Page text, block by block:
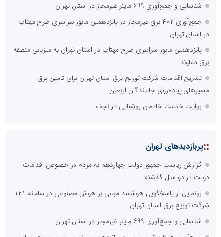
شناسایی و جمع‌آوری 699 ماینر غیرمجاز در استان تهران
جمع‌آوری ۴۰۲ برق غیرمجاز در پانزدهمین مانور سراسری طرح مهتاب
در استان تهران
پانزدهمین مانور سراسری طرح مهتاب در استان تهران به میزبانی منطقه
برق دماوند
تشریح اقدامات شرکت توزیع برق استان تهران برای تامین برق
مسیرهای پیاده‌روی جاماندگان اربعین
روایت خدمت خادمان روشنایی در نجف
::پربازدیدهای تهران
گزارش ریاست جمهور دولت چهاردهم به مردم در خصوص اقدامات
دولت در دو سال گذشته
رونمایی از پاسخگویی هوشمند مبتنی بر هوش مصنوعی در سامانه ۱۲۱
شرکت توزیع برق استان تهران
شناسایی و جمع‌آوری 699 ماینر غیرمجاز در استان تهران